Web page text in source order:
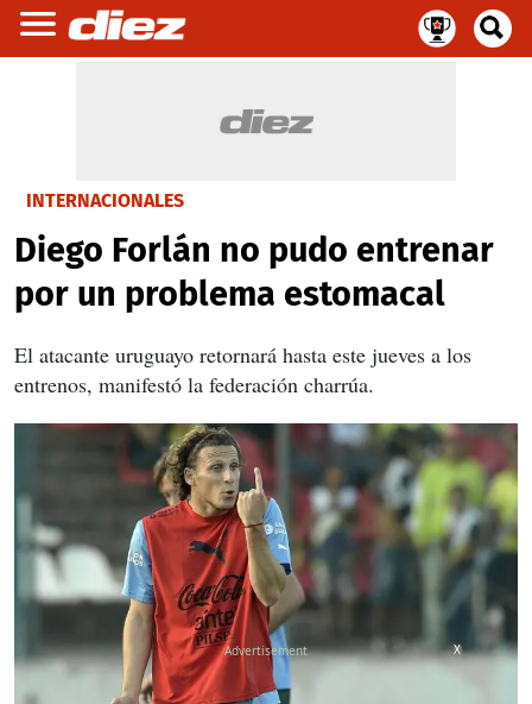
INTERNACIONALES
Diego Forlán no pudo entrenar
por un problema estomacal
El atacante uruguayo retornará hasta este jueves a los
entrenos, manifestó la federación charrúa.
X